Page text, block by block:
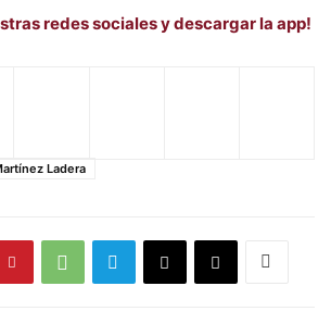
redes sociales y descargar la app!
Ladera